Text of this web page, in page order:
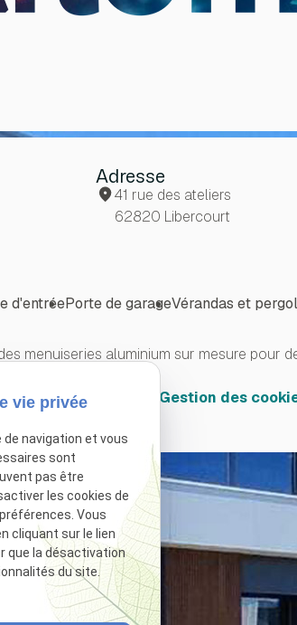
Adresse
41 rue des ateliers
62820 Libercourt
d'entréePorte de garageVérandas et
des menuiseries aluminium sur mesure pour
confidentialité Gestion des
vie privée
navigation et vous
sont
pas être
les cookies de
Vous
cliquant sur le lien
que la désactivation
du site.